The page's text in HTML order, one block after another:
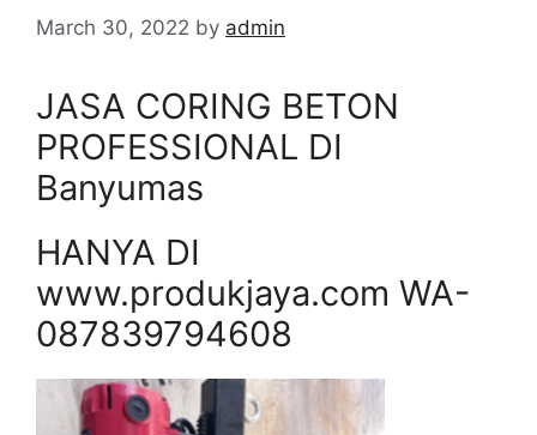
March 30, 2022 by admin
JASA CORING BETON
PROFESSIONAL DI
Banyumas
HANYA DI
www.produkjaya.com WA-
087839794608